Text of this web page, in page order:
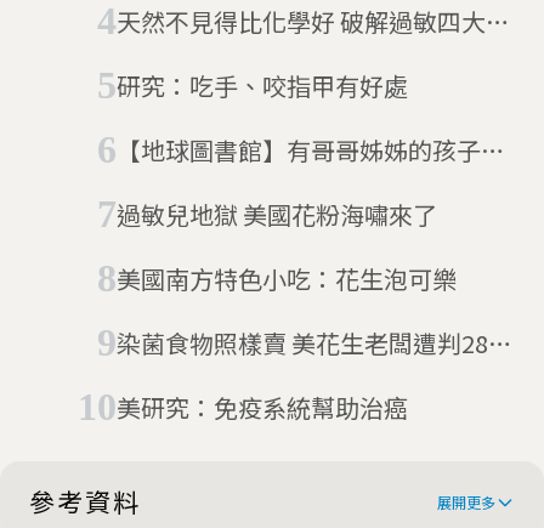
天然不見得比化學好 破解過敏四大迷
研究：吃手、咬指甲有好處
【地球圖書館】有哥哥姊姊的孩子比
秘密
過敏兒地獄 美國花粉海嘯來了
美國南方特色小吃：花生泡可樂
染菌食物照樣賣 美花生老闆遭判28年
美研究：免疫系統幫助治癌
參考資料 展開更多